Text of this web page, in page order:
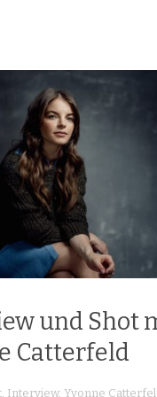
und Shot
Catterfeld
, Interview, Yvonne